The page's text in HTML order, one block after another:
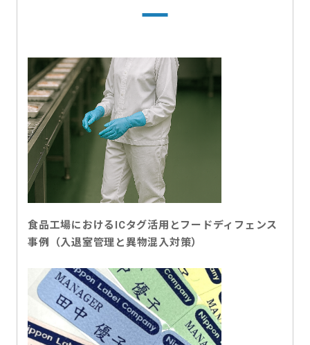
食品工場におけるICタグ活用とフードディフェンス
事例（入退室管理と異物混入対策）